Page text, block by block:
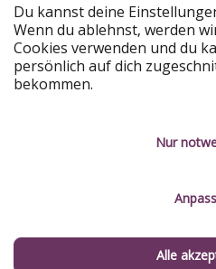
Unsere Gruppe
HolidayPirates Group
Lerne uns kennen
Nachhaltigkeit
Du kannst deine
Wenn du ablehnst, werden
Cookies verwenden und du
persönlich auf dich
bekommen.
Nur
Alle